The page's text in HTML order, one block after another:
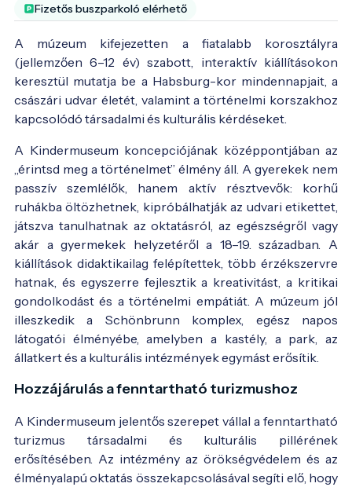
Fizetős buszparkoló elérhető
A múzeum kifejezetten a fiatalabb korosztályra
(jellemzően 6–12 év) szabott, interaktív kiállításokon
keresztül mutatja be a Habsburg-kor mindennapjait, a
császári udvar életét, valamint a történelmi korszakhoz
kapcsolódó társadalmi és kulturális kérdéseket.
A Kindermuseum koncepciójának középpontjában az
„érintsd meg a történelmet” élmény áll. A gyerekek nem
passzív szemlélők, hanem aktív résztvevők: korhű
ruhákba öltözhetnek, kipróbálhatják az udvari etikettet,
játszva tanulhatnak az oktatásról, az egészségről vagy
akár a gyermekek helyzetéről a 18–19. században. A
kiállítások didaktikailag felépítettek, több érzékszervre
hatnak, és egyszerre fejlesztik a kreativitást, a kritikai
gondolkodást és a történelmi empátiát. A múzeum jól
illeszkedik a Schönbrunn komplex, egész napos
látogatói élményébe, amelyben a kastély, a park, az
állatkert és a kulturális intézmények egymást erősítik.
Hozzájárulás a fenntartható turizmushoz
A Kindermuseum jelentős szerepet vállal a fenntartható
turizmus társadalmi és kulturális pillérének
erősítésében. Az intézmény az örökségvédelem és az
élményalapú oktatás összekapcsolásával segíti elő, hogy